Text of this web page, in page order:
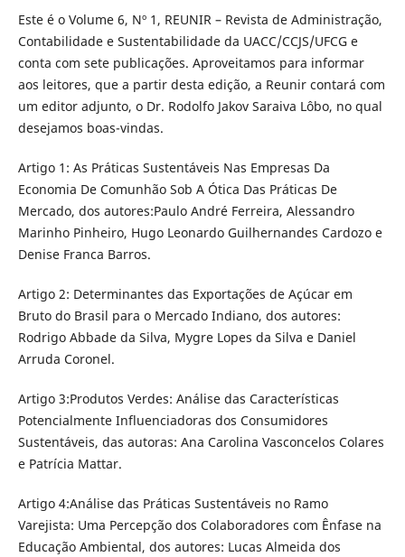
Este é o Volume 6, Nº 1, REUNIR – Revista de Administração,
Contabilidade e Sustentabilidade da UACC/CCJS/UFCG e
conta com sete publicações. Aproveitamos para informar
aos leitores, que a partir desta edição, a Reunir contará com
um editor adjunto, o Dr. Rodolfo Jakov Saraiva Lôbo, no qual
desejamos boas-vindas.
Artigo 1: As Práticas Sustentáveis Nas Empresas Da
Economia De Comunhão Sob A Ótica Das Práticas De
Mercado, dos autores:Paulo André Ferreira, Alessandro
Marinho Pinheiro, Hugo Leonardo Guilhernandes Cardozo e
Denise Franca Barros.
Artigo 2: Determinantes das Exportações de Açúcar em
Bruto do Brasil para o Mercado Indiano, dos autores:
Rodrigo Abbade da Silva, Mygre Lopes da Silva e Daniel
Arruda Coronel.
Artigo 3:Produtos Verdes: Análise das Características
Potencialmente Influenciadoras dos Consumidores
Sustentáveis, das autoras: Ana Carolina Vasconcelos Colares
e Patrícia Mattar.
Artigo 4:Análise das Práticas Sustentáveis no Ramo
Varejista: Uma Percepção dos Colaboradores com Ênfase na
Educação Ambiental, dos autores: Lucas Almeida dos